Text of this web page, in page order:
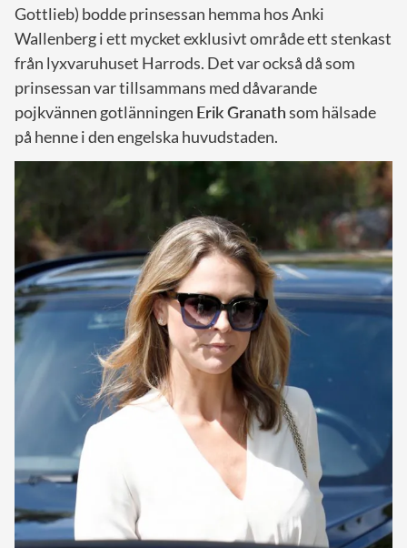
Gottlieb) bodde prinsessan hemma hos Anki
Wallenberg i ett mycket exklusivt område ett stenkast
från lyxvaruhuset Harrods. Det var också då som
prinsessan var tillsammans med dåvarande
pojkvännen gotlänningen Erik Granathsom hälsade
på henne i den engelska huvudstaden.